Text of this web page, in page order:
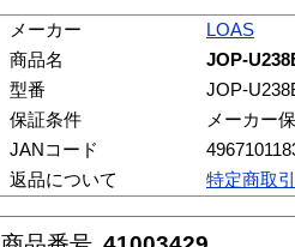
メーカー
LOAS
商品名
JOP-
型番
JOP-
保証条件
メーカー
JANコード
返品について
特定商取